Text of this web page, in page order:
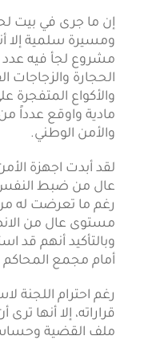
إن ما جرى في بيت
ومسيرة سلمية إلا
مشروع لجأ فيه عدد
الحجارة والزجاجات
والأكواع المتفجرة
مادية واوقع عدداً
والأمن الوطني.
لقد أبدت اجهزة
عال من ضبط النفس
رغم ما تعرضت له
مستوى عال من
وبالتأكيد أنهم قد
أمام مجمع
رغم احترام اللجنة
قراراته، إلا أنها
ملف القضية